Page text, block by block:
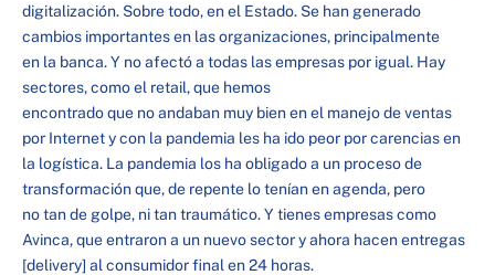
digitalización. Sobre todo, en el Estado. Se han generado
cambios importantes en las organizaciones, principalmente
en la banca. Y no afectó a todas las empresas por igual. Hay
sectores, como el retail, que hemos
encontrado que no andaban muy bien en el manejo de ventas
por Internet y con la pandemia les ha ido peor por carencias en
la logística. La pandemia los ha obligado a un proceso de
transformación que, de repente lo tenían en agenda, pero
no tan de golpe, ni tan traumático. Y tienes empresas como
Avinca, que entraron a un nuevo sector y ahora hacen entregas
[delivery] al consumidor final en 24 horas.